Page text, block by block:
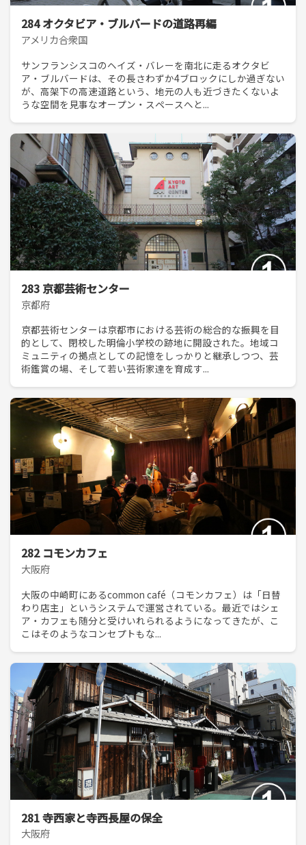
284 オクタビア・ブルバードの道路再編
アメリカ合衆国
サンフランシスコのヘイズ・バレーを南北に走るオクタビ
ア・ブルバードは、その長さわずか4ブロックにしか過ぎない
が、高架下の高速道路という、地元の人も近づきたくないよ
うな空間を見事なオープン・スペースへと...
283 京都芸術センター
京都府
京都芸術センターは京都市における芸術の総合的な振興を目
的として、閉校した明倫小学校の跡地に開設された。地域コ
ミュニティの拠点としての記憶をしっかりと継承しつつ、芸
術鑑賞の場、そして若い芸術家達を育成す...
282 コモンカフェ
大阪府
大阪の中崎町にあるcommon café（コモンカフェ）は「日替
わり店主」というシステムで運営されている。最近ではシェ
ア・カフェも随分と受けいれられるようになってきたが、こ
こはそのようなコンセプトもな...
281 寺西家と寺西長屋の保全
大阪府